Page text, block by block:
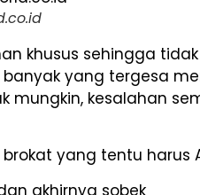
khusus sehingga
yang tergesa
mungkin, kesalahan
yang tentu harus
akhirnya sobek